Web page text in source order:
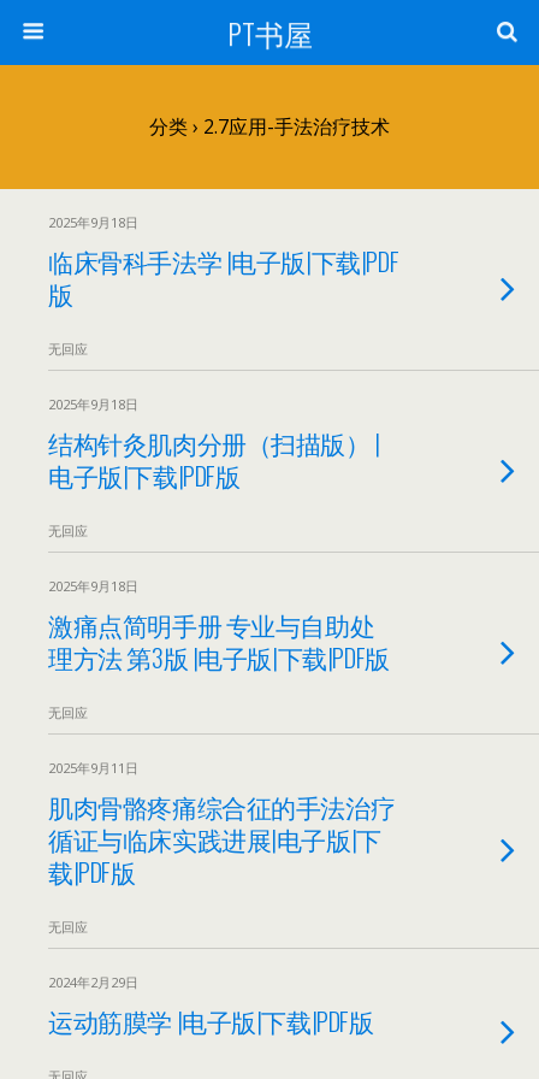
PT书屋
分类 › 2.7应用-手法治疗技术
2025年9月18日
临床骨科手法学 |电子版|下载|PDF
版
无回应
2025年9月18日
结构针灸肌肉分册（扫描版） |
电子版|下载|PDF版
无回应
2025年9月18日
激痛点简明手册 专业与自助处
理方法 第3版 |电子版|下载|PDF版
无回应
2025年9月11日
肌肉骨骼疼痛综合征的手法治疗
循证与临床实践进展|电子版|下
载|PDF版
无回应
2024年2月29日
运动筋膜学 |电子版|下载|PDF版